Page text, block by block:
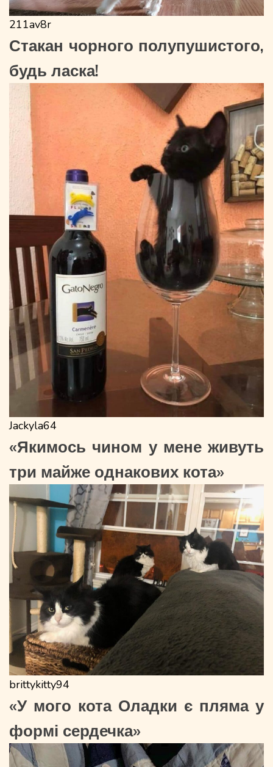
211av8r
Стакан чорного полупушистого,
будь ласка!
Jackyla64
«Якимось чином у мене живуть
три майже однакових кота»
brittykitty94
«У мого кота Оладки є пляма у
формі сердечка»